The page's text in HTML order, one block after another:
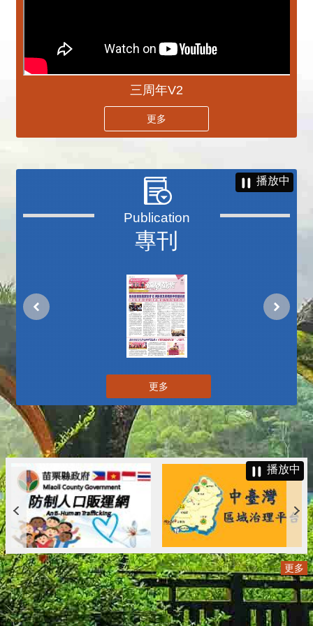
三周年V2
更多
專刊
播放中
更多
播放中
更多